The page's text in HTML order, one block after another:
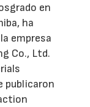
en
ha
empresa
Co., Ltd.
publicaron